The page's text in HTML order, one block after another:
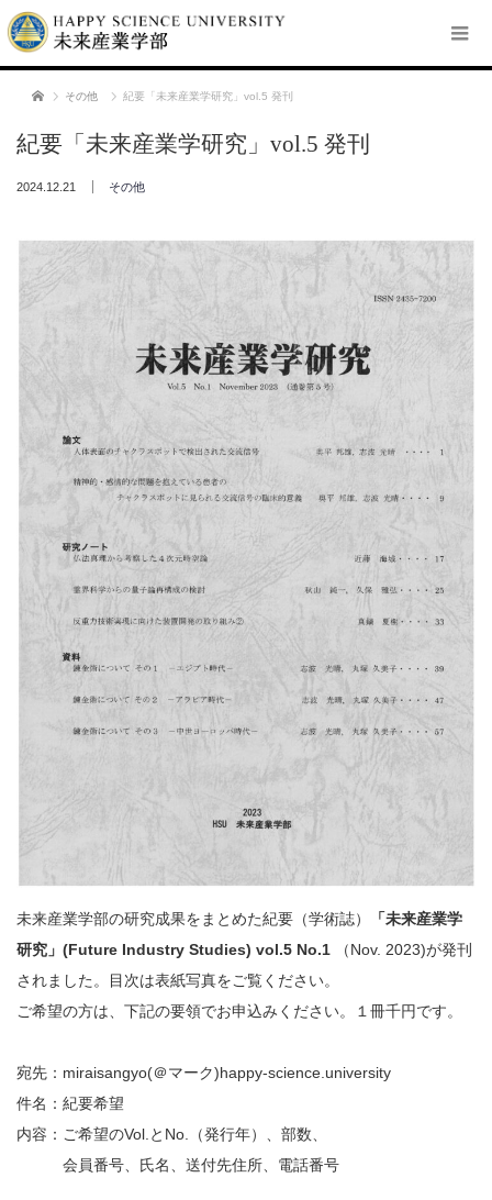
ホーム その他 紀要「未来産業学研究」vol.5 発刊
紀要「未来産業学研究」vol.5 発刊
2024.12.21 その他
未来産業学部の研究成果をまとめた紀要（学術誌）
「未来産業学
研究」(Future Industry Studies) vol.5 No.1 （Nov. 2023)が発刊
されました。目次は表紙写真をご覧ください。
ご希望の方は、下記の要領でお申込みください。１冊千円です。
宛先：miraisangyo(＠マーク)happy-science.university
件名：紀要希望
内容：ご希望のVol.とNo.（発行年）、部数、
会員番号、氏名、送付先住所、電話番号